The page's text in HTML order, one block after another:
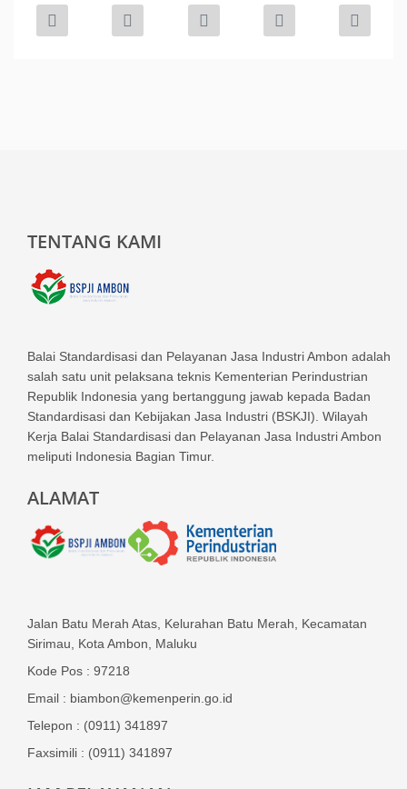
TENTANG KAMI
Balai Standardisasi dan Pelayanan Jasa Industri Ambon adalah
salah satu unit pelaksana teknis Kementerian Perindustrian
Republik Indonesia yang bertanggung jawab kepada Badan
Standardisasi dan Kebijakan Jasa Industri (BSKJI). Wilayah
Kerja Balai Standardisasi dan Pelayanan Jasa Industri Ambon
meliputi Indonesia Bagian Timur.
ALAMAT
Jalan Batu Merah Atas, Kelurahan Batu Merah, Kecamatan
Sirimau, Kota Ambon, Maluku
Kode Pos : 97218
Email : biambon@kemenperin.go.id
Telepon : (0911) 341897
Faxsimili : (0911) 341897